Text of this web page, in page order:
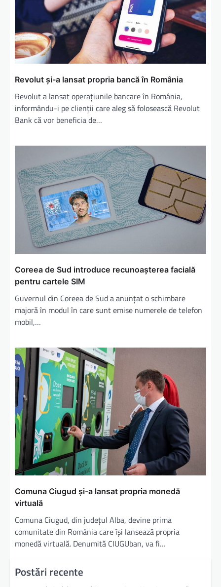
Revolut şi-a lansat propria bancă în România
Revolut a lansat operaţiunile bancare în România,
informându-i pe clienţii care aleg să folosească Revolut
Bank că vor beneficia de…
Coreea de Sud introduce recunoașterea facială
pentru cartele SIM
Guvernul din Coreea de Sud a anunțat o schimbare
majoră în modul în care sunt emise numerele de telefon
mobil,…
Comuna Ciugud și-a lansat propria monedă
virtuală
Comuna Ciugud, din județul Alba, devine prima
comunitate din România care își lansează propria
monedă virtuală. Denumită CIUGUban, va fi…
Postări recente